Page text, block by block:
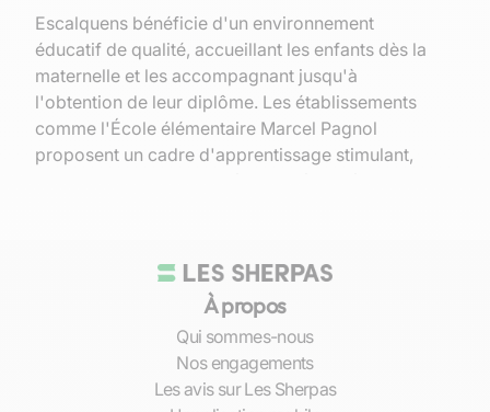
Escalquens bénéficie d'un environnement
éducatif de qualité, accueillant les enfants dès la
maternelle et les accompagnant jusqu'à
l'obtention de leur diplôme. Les établissements
comme l'École élémentaire Marcel Pagnol
proposent un cadre d'apprentissage stimulant,
les collèges et lycées locaux, tels que le Collège
Jane Dieulafoy, offrent une éducation solide,
préparant efficacement les élèves aux examens
nationaux. L'accent est mis sur la réussite de
chaque élève, avecune attention particulière à
À propos
Qui sommes-nous
Nos engagements
Les avis sur Les Sherpas